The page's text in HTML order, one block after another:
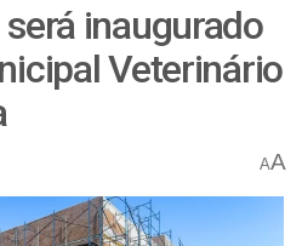
inaugurado
Veterinário
AA